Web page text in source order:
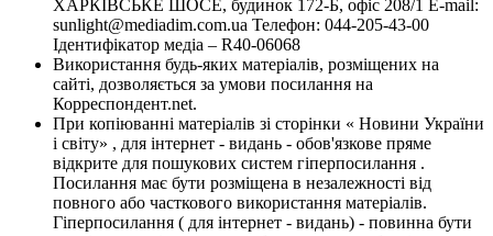
ХАРКІВСЬКЕ ШОСЕ, будинок 172-Б, офіс 208/1 E-mail:
sunlight@mediadim.com.ua Телефон: 044-205-43-00
Ідентифікатор медіа – R40-06068
Використання будь-яких матеріалів, розміщених на
сайті, дозволяється за умови посилання на
Корреспондент.net.
При копіюванні матеріалів зі сторінки « Новини України
і світу» , для інтернет - видань - обов'язкове пряме
відкрите для пошукових систем гіперпосилання .
Посилання має бути розміщена в незалежності від
повного або часткового використання матеріалів.
Гіперпосилання ( для інтернет - видань) - повинна бути